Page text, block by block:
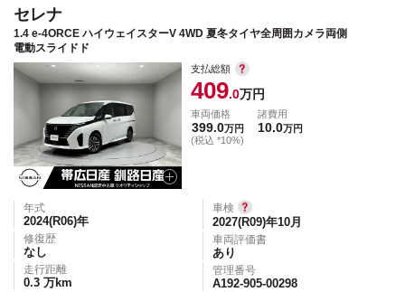
セレナ
1.4 e-4ORCE ハイウェイスターV 4WD 夏冬タイヤ全周囲カメラ両側
電動スライドド
支払総額
409.0万円
車両価格
399.0万円
(税込 *10%)
諸費用
10.0万円
年式
2024(R06)年
修復歴
なし
走行距離
0.3 万km
車検
2027(R09)年10月
車両評価書
あり
管理番号
A192-905-00298